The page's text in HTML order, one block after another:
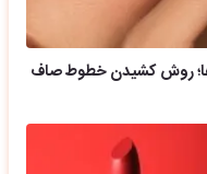
روش کشیدن خطوط صاف